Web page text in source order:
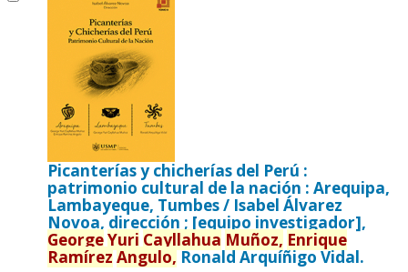
Picanterías y chicherías del Perú :
patrimonio cultural de la nación : Arequipa,
Lambayeque, Tumbes / Isabel Álvarez
Novoa, dirección ; [equipo investigador],
GeorgeYuri Cayllahua Muñoz, Enrique
Ramírez Angulo,Ronald Arquíñigo Vidal.